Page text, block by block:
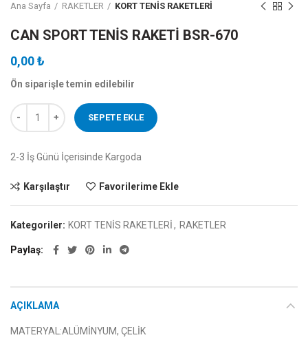
Ana Sayfa RAKETLER KORT TENİS RAKETLERİ
CAN SPORT TENİS RAKETİ BSR-670
0,00₺
Ön siparişle temin edilebilir
CAN SPORT TENİS RAKETİ BSR-670 adet
SEPETE EKLE
2-3 İş Günü İçerisinde Kargoda
Karşılaştır Favorilerime Ekle
Kategoriler: KORT TENİS RAKETLERİ, RAKETLER
Paylaş
AÇIKLAMA
MATERYAL:ALÜMİNYUM, ÇELİK